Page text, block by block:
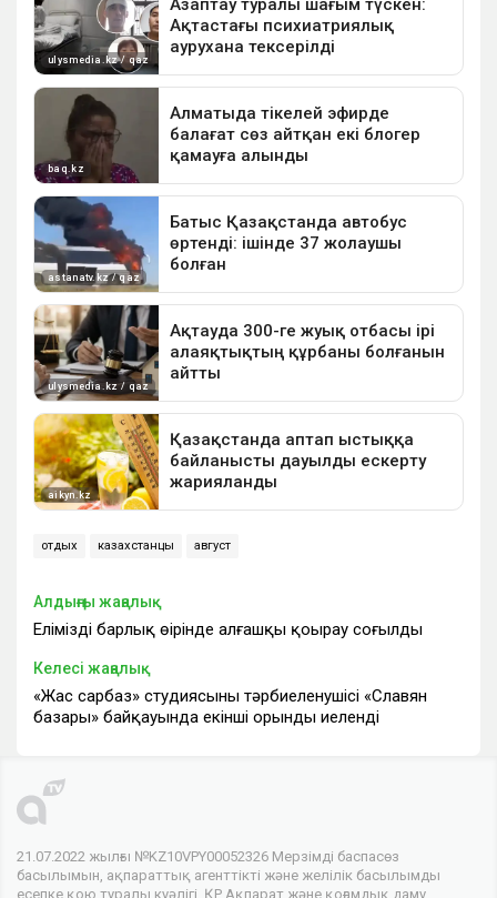
отдых казахстанцы август
Алдыңғы жаңалық
Еліміздің барлық өңірінде алғашқы қоңырау соғылды
Келесі жаңалық
«Жас сарбаз» студиясының тәрбиеленушісі «Славян
базары» байқауында екінші орынды иеленді
21.07.2022 жылғы №KZ10VPY00052326 Мерзімді баспасөз
басылымын, ақпараттық агенттікті және желілік басылымды
есепке қою туралы куәлігі, ҚР Ақпарат және қоғамдық даму